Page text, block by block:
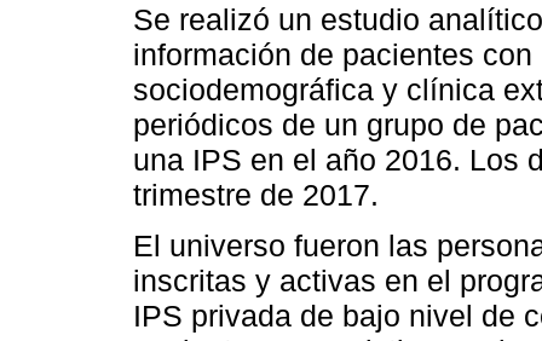
Se realizó un estudio
información de pacientes
sociodemográfica y clínica
periódicos de un grupo de
una IPS en el año 2016. Los
trimestre de 2017.
El universo fueron las
inscritas y activas en el
IPS privada de bajo nivel de